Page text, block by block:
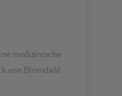
medizinische
von Blomdahl